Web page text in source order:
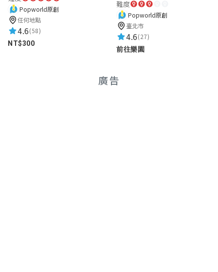
Popworld原創
任何地點
4.6(58)
NT$300
難度
Popworld原創
臺北市
4.6(27)
前往樂園
廣告